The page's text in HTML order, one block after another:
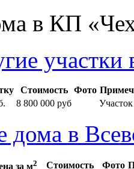
в КП
участки
Стоимость Фото
8 800 000 руб
дома в
за м2 Стоимость Фото